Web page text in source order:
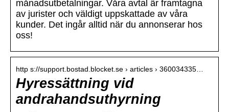
månadsutbetalningar. Våra avtal är framtagna
av jurister och väldigt uppskattade av våra
kunder. Det ingår alltid när du annonserar hos
oss!
http s://support.bostad.blocket.se › articles › 360034335…
Hyressättning vid
andrahandsuthyrning